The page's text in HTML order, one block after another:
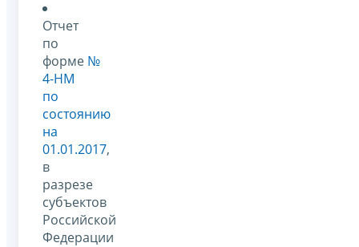
Отчет
по
форме №
4-НМ
по
состоянию
на
01.01.2017,
в
разрезе
субъектов
Российской
Федерации